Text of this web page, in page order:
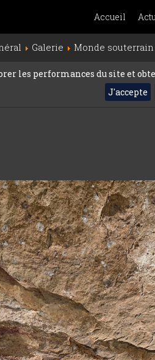
Accueil
Galerie Monde souterrain
les performances du site et
J'accepte